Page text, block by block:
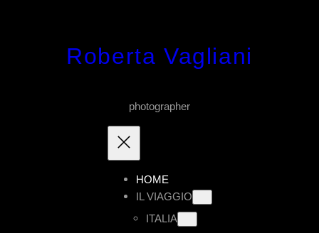
Roberta Vagliani
photographer
HOME
IL VIAGGIO
ITALIA